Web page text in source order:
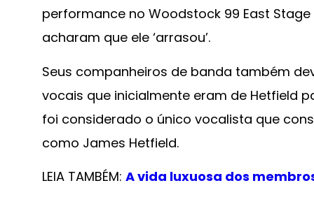
performance no Woodstock 99 East
acharam que ele ‘arrasou’.
Seus companheiros de banda também
vocais que inicialmente eram de Hetfield
foi considerado o único vocalista que
como James Hetfield.
LEIA TAMBÉM: A vida luxuosa dos